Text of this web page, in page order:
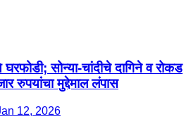
सोन्या-चांदीचे दागिने व रोकड
रुपयांचा मुद्देमाल लंपास
12, 2026